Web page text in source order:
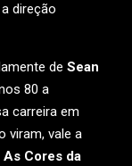
direção
de Sean
80 a
carreira em
viram, vale a
Cores da